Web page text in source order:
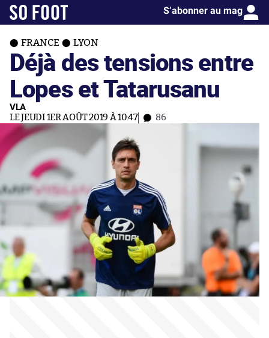
S’abonner au mag
FRANCE LYON
Déjà des tensions entre
Lopes et Tatarusanu
VLA
LE JEUDI 1ER AOÛT 2019 À 10:47 86